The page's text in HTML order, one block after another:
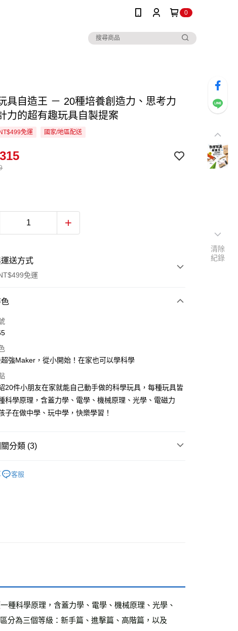
0
具自造王 － 20種培養創造力、思考力
力的超有趣玩具自製提案
免運 國家/地區配送
送方式
免運
式
次付款
強Maker，從小開始！在家也可以學科學
20件小朋友在家就能自己動手做的科學玩具，每種玩具皆
科學原理，含蓋力學、電學、機械原理、光學、電磁力
子在做中學、玩中學，快樂學習！
分類 (3)
客服
種科學原理，含蓋力學、電學、機械原理、光學、
分為三個等級：新手篇、進擊篇、高階篇，以及
清除
紀錄